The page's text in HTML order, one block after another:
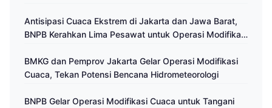
Antisipasi Cuaca Ekstrem di Jakarta dan Jawa Barat,
BNPB Kerahkan Lima Pesawat untuk Operasi Modifikasi
BMKG dan Pemprov Jakarta Gelar Operasi Modifikasi
Cuaca, Tekan Potensi Bencana Hidrometeorologi
BNPB Gelar Operasi Modifikasi Cuaca untuk Tangani